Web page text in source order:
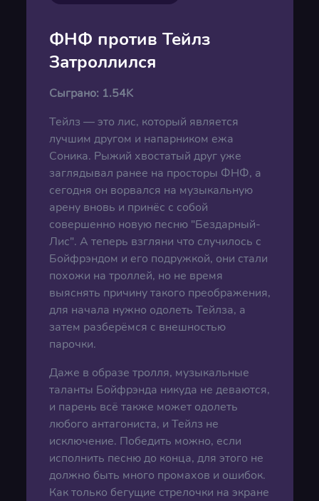
ФНФ против Тейлз
Затроллился
Сыграно: 1.54K
Тейлз — это лис, который является
лучшим другом и напарником ежа
Соника. Рыжий хвостатый друг уже
заглядывал ранее на просторы ФНФ, а
сегодня он ворвался на музыкальную
арену вновь и принёс с собой
совершенно новую песню "Бездарный-
Лис". А теперь взгляни что случилось с
Бойфрэндом и его подружкой, они стали
похожи на троллей, но не время
выяснять причину такого преображения,
для начала нужно одолеть Тейлза, а
затем разберёмся с внешностью
парочки.
Даже в образе тролля, музыкальные
таланты Бойфрэнда никуда не деваются,
и парень всё также может одолеть
любого антагониста, и Тейлз не
исключение. Победить можно, если
исполнить песню до конца, для этого не
должно быть много промахов и ошибок.
Как только бегущие стрелочки на экране